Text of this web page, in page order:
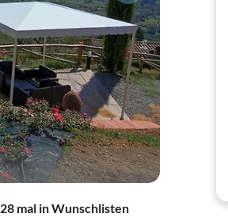
28 mal in Wunschlisten